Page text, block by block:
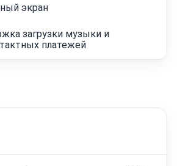
экран
загрузки музыки и
платежей